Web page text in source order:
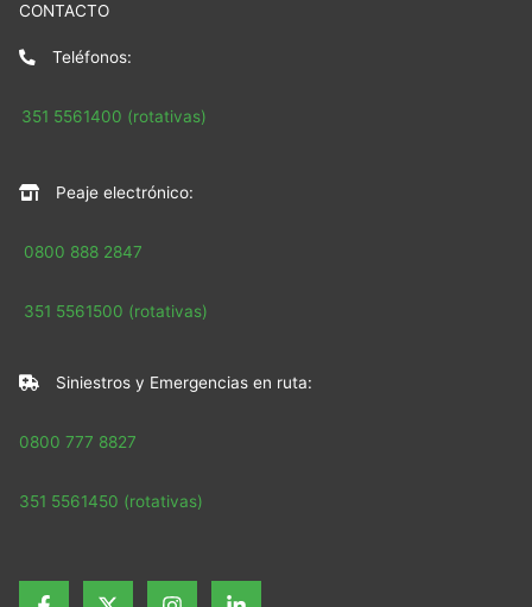
CONTACTO
Teléfonos:
351 5561400 (rotativas)
Peaje electrónico:
0800 888 2847
351 5561500 (rotativas)
Siniestros y Emergencias en ruta:
0800 777 8827
351 5561450 (rotativas)